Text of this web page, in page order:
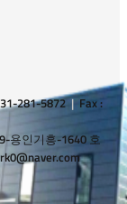
281-5872|Fax :
용인기흥-1640 호